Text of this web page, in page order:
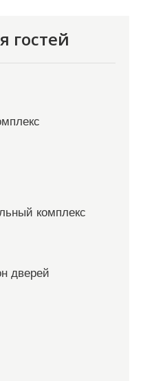
гостей
комплекс
дверей